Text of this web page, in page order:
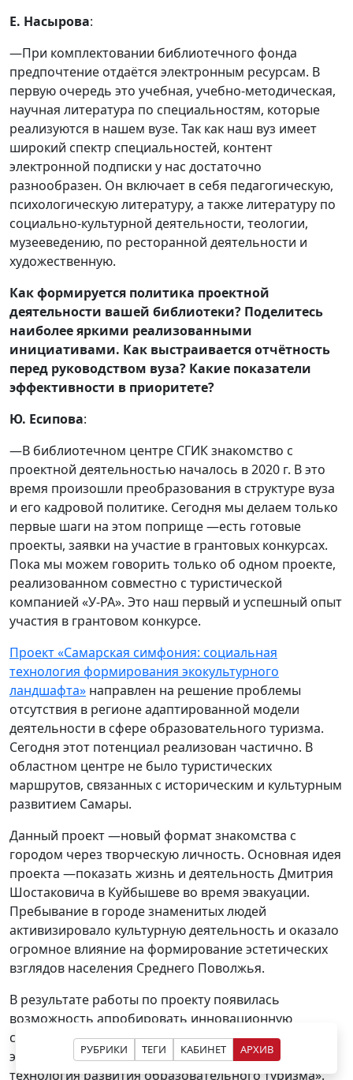
РУБРИКИ ТЕГИ КАБИНЕТ АРХИВ
Е. Насырова:
—При комплектовании библиотечного фонда
предпочтение отдаётся электронным ресурсам. В
первую очередь это учебная, учебно-методическая,
научная литература по специальностям, которые
реализуются в нашем вузе. Так как наш вуз имеет
широкий спектр специальностей, контент
электронной подписки у нас достаточно
разнообразен. Он включает в себя педагогическую,
психологическую литературу, а также литературу по
социально-культурной деятельности, теологии,
музееведению, по ресторанной деятельности и
художественную.
Как формируется политика проектной
деятельности вашей библиотеки? Поделитесь
наиболее яркими реализованными
инициативами. Как выстраивается отчётность
перед руководством вуза? Какие показатели
эффективности в приоритете?
Ю. Есипова:
—В библиотечном центре СГИК знакомство с
проектной деятельностью началось в 2020 г. В это
время произошли преобразования в структуре вуза
и его кадровой политике. Сегодня мы делаем только
первые шаги на этом поприще —есть готовые
проекты, заявки на участие в грантовых конкурсах.
Пока мы можем говорить только об одном проекте,
реализованном совместно с туристической
компанией «У-РА». Это наш первый и успешный опыт
участия в грантовом конкурсе.
Проект «Самарская симфония: социальная
технология формирования экокультурного
ландшафта» направлен на решение проблемы
отсутствия в регионе адаптированной модели
деятельности в сфере образовательного туризма.
Сегодня этот потенциал реализован частично. В
областном центре не было туристических
маршрутов, связанных с историческим и культурным
развитием Самары.
Данный проект —новый формат знакомства с
городом через творческую личность. Основная идея
проекта —показать жизнь и деятельность Дмитрия
Шостаковича в Куйбышеве во время эвакуации.
Пребывание в городе знаменитых людей
активизировало культурную деятельность и оказало
огромное влияние на формирование эстетических
взглядов населения Среднего Поволжья.
В результате работы по проекту появилась
возможность апробировать инновационную
социальную технологию «Формирование
экокультурного ландшафта как социальная
технология развития образовательного туризма».